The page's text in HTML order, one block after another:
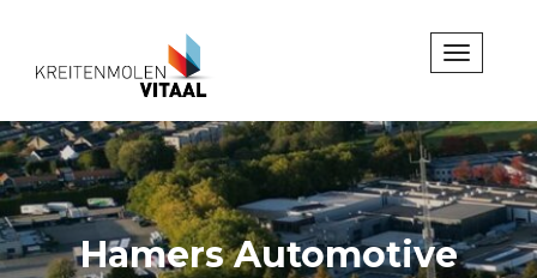
Hamers Automotive